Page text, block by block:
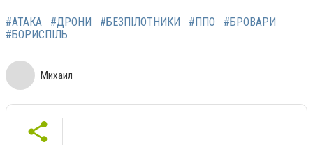
#АТАКА #ДРОНИ #БЕЗПІЛОТНИКИ #ППО
#БРОВАРИ
#БОРИСПІЛЬ
Михаил